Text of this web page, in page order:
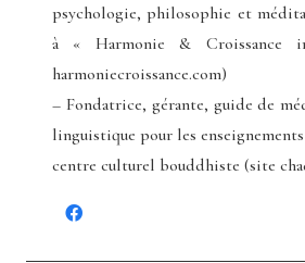
psychologie, philosophie et
à « Harmonie & Croissance
harmoniecroissance.com)
– Fondatrice, gérante, guide de
linguistique pour les
centre culturel bouddhiste (site